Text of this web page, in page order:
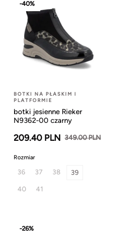
-40%
BOTKI NA PŁASKIM I
PLATFORMIE
botki jesienne Rieker
N9362-00 czarny
209.40 PLN 349.00 PLN
Rozmiar
36 37 38
39
40
41
-26%